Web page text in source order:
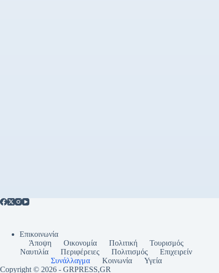
Επικοινωνία
Άποψη
Οικονομία Πολιτική
Τουρισμός
Ναυτιλία
Περιφέρειες Πολιτισμός
Επιχειρείν
Συνάλλαγμα
Κοινωνία
Υγεία
Copyright © 2026 - GRPRESS,GR